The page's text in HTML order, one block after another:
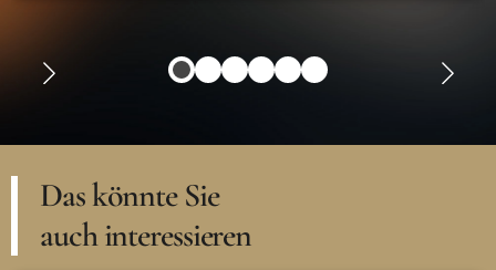
Das könnte Sie
auch interessieren